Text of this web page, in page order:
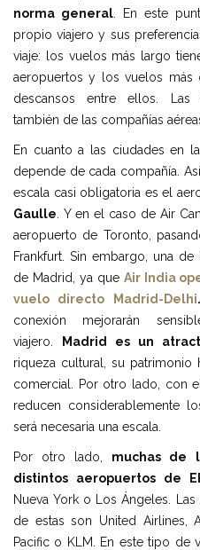
norma general. En este
propio viajero y sus
viaje: los vuelos más largo
aeropuertos y los vuelos más
descansos entre ellos. Las
también de las compañías
En cuanto a las ciudades en
depende de cada compañía.
escala casi obligatoria es el
Gaulle . Y en el caso de Air
aeropuerto de Toronto,
Frankfurt. Sin embargo, una
de Madrid, ya que Air India
vuelo directo Madrid-Delhi.
conexión mejorarán
viajero.
Madrid es un
riqueza cultural, su
comercial. Por otro lado, con
reducen considerablemente
será necesaria una escala.
Por otro lado, muchas de
distintos aeropuertos de
Nueva York o Los Ángeles.
de estas son United Airlines,
Pacific o KLM. En este tipo de